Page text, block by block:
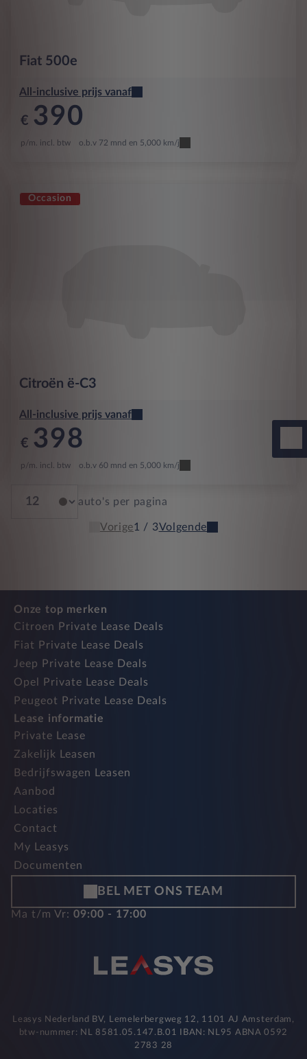
Fiat 500e
All-inclusive prijs vanaf
€ 390
p/m. incl. btw o.b.v 72 mnd en 5,000 km/j
Occasion
Citroën ë-C3
All-inclusive prijs vanaf
€ 398
p/m. incl. btw o.b.v 60 mnd en 5,000 km/j
auto's per pagina
Vorige1 / 3Volgende
Onze top merken
Citroen Private Lease Deals
Fiat Private Lease Deals
Jeep Private Lease Deals
Opel Private Lease Deals
Peugeot Private Lease Deals
Lease informatie
Private Lease
Zakelijk Leasen
Bedrijfswagen Leasen
Aanbod
Locaties
Contact
My Leasys
Documenten
BEL MET ONS TEAM
Ma t/m Vr: 09:00 - 17:00
Leasys Nederland BV, Lemelerbergweg 12, 1101 AJ Amsterdam,
btw-nummer: NL 8581.05.147.B.01 IBAN: NL95 ABNA 0592
2783 28